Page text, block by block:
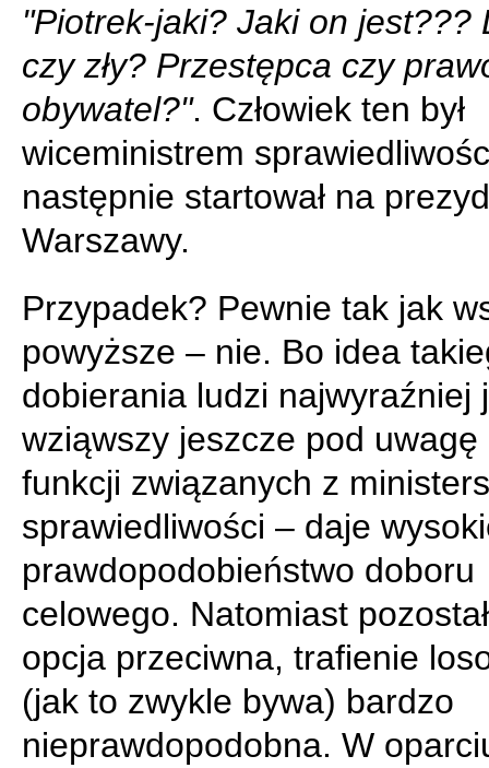
"Piotrek-jaki? Jaki on jest???
czy zły? Przestępca czy
obywatel?". Człowiek ten był
wiceministrem
następnie startował na
Warszawy.
Przypadek? Pewnie tak jak
powyższe – nie. Bo idea
dobierania ludzi najwyraźniej
wziąwszy jeszcze pod uwagę
funkcji związanych z
sprawiedliwości – daje
prawdopodobieństwo doboru
celowego. Natomiast
opcja przeciwna, trafienie
(jak to zwykle bywa) bardzo
nieprawdopodobna. W